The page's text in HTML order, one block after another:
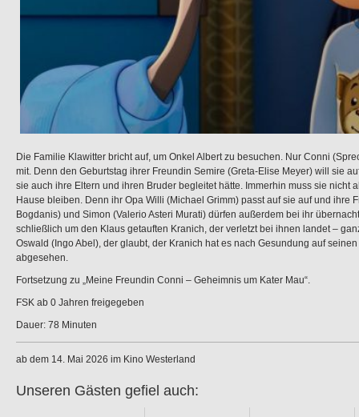
Die Familie Klawitter bricht auf, um Onkel Albert zu besuchen. Nur Conni
mit. Denn den Geburtstag ihrer Freundin Semire (Greta-Elise Meyer) will sie
sie auch ihre Eltern und ihren Bruder begleitet hätte. Immerhin muss sie nicht
Hause bleiben. Denn ihr Opa Willi (Michael Grimm) passt auf sie auf und ihre
Bogdanis) und Simon (Valerio Asteri Murati) dürfen außerdem bei ihr
schließlich um den Klaus getauften Kranich, der verletzt bei ihnen landet –
Oswald (Ingo Abel), der glaubt, der Kranich hat es nach Gesundung auf
abgesehen.
Fortsetzung zu „Meine Freundin Conni – Geheimnis um Kater Mau“.
FSK ab 0 Jahren freigegeben
Dauer: 78 Minuten
ab dem 14. Mai 2026 im Kino Westerland
Unseren Gästen gefiel auch: